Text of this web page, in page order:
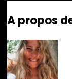
A propos